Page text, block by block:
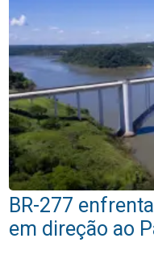
BR-277
em direção ao